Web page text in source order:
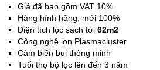
Giá đã bao gồm VAT 10%
Hàng hính hãng, mới 100%
Diện tích lọc sạch tới 62m2
Công nghệ ion Plasmacluster
Cảm biến bụi thông minh
Tuổi thọ bộ lọc lên đến 3 năm